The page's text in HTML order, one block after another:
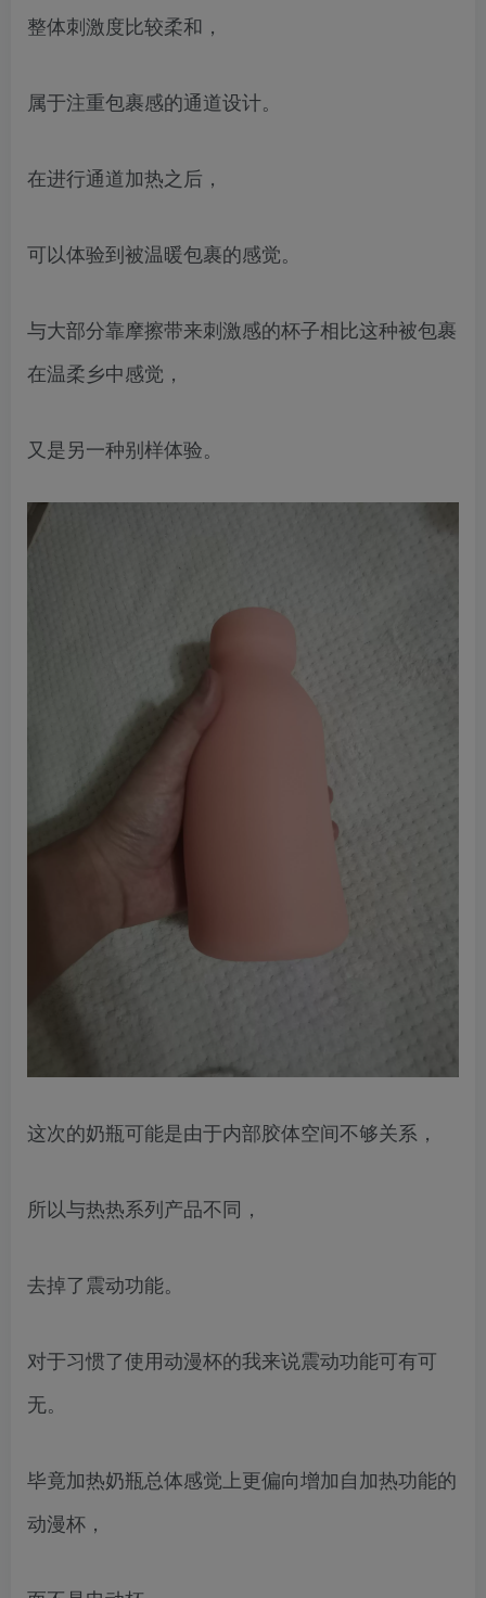
整体刺激度比较柔和，
属于注重包裹感的通道设计。
在进行通道加热之后，
可以体验到被温暖包裹的感觉。
与大部分靠摩擦带来刺激感的杯子相比这种被包裹
在温柔乡中感觉，
又是另一种别样体验。
这次的奶瓶可能是由于内部胶体空间不够关系，
所以与热热系列产品不同，
去掉了震动功能。
对于习惯了使用动漫杯的我来说震动功能可有可
无。
毕竟加热奶瓶总体感觉上更偏向增加自加热功能的
动漫杯，